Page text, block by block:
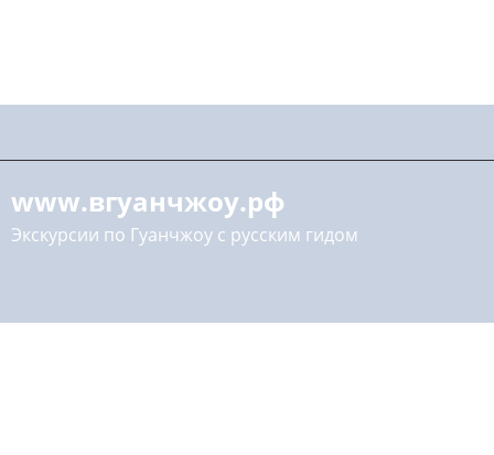
www.вгуанчжоу.рф
Экскурсии по Гуанчжоу с русским гидом